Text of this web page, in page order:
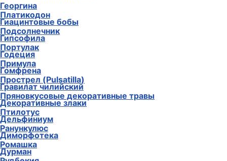
Платикодон
Подсолнечник
Портулак
Примула
Прострел (Pulsatilla)
Пряновкусовые декоративные травы
Птилотус
Ранункулюс
Ромашка
Георгина
Гиацинтовые бобы
Гипсофила
Годеция
Гомфрена
Гравилат чилийский
Декоративные злаки
Дельфиниум
Диморфотека
Дурман